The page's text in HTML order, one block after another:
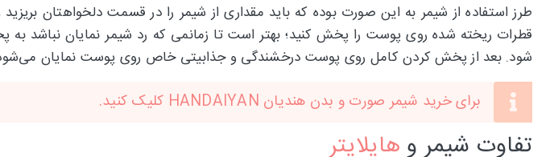
طرز استفاده از شیمر به این صورت بوده که باید مقداری از شیمر را در قسمت دلخواهتان
قطرات ریخته شده روی پوست را پخش کنید؛ بهتر است تا زمانمی که رد شیمر نمایان نباشد
شود. بعد از پخش کردن کامل روی پوست درخشندگی و جذابیتی خاص روی پوست نمایان
برای خرید شیمر صورت و بدن هندیان HANDAIYAN کلیک کنید.
تفاوت شیمر وهایلایتر